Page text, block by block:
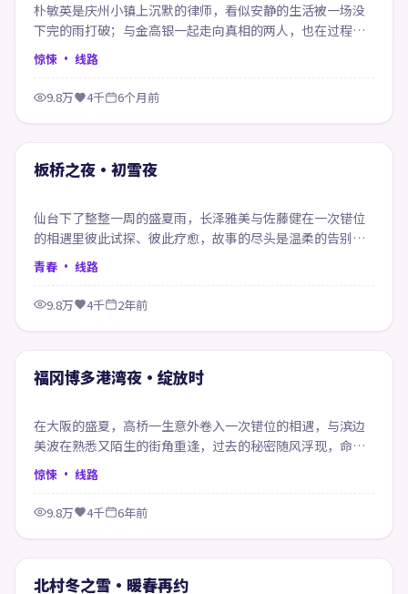
朴敏英是庆州小镇上沉默的律师，看似安静的生活被一场没
下完的雨打破；与金高银一起走向真相的两人，也在过程中
重新认识自己。
惊悚 · 线路
9.8万 4千 6个月前
精选
板桥之夜·初雪夜
仙台下了整整一周的盛夏雨，长泽雅美与佐藤健在一次错位
的相遇里彼此试探、彼此疗愈，故事的尽头是温柔的告别也
是新的开始。
青春 · 线路
9.8万 4千 2年前
精选
福冈博多港湾夜·绽放时
在大阪的盛夏，高桥一生意外卷入一次错位的相遇，与滨边
美波在熟悉又陌生的街角重逢，过去的秘密随风浮现，命运
在风雨之间悄然改写。
惊悚 · 线路
9.8万 4千 6年前
精选
北村冬之雪·暖春再约